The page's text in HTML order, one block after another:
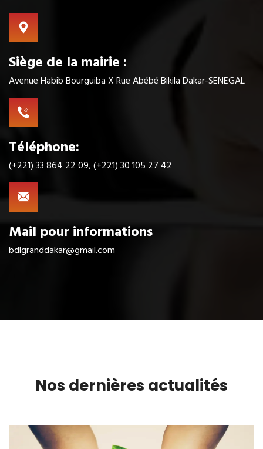
Siège de la mairie :
Avenue Habib Bourguiba X Rue Abébé Bikila Dakar-SENEGAL
Téléphone:
(+221) 33 864 22 09, (+221) 30 105 27 42
Mail pour informations
bdlgranddakar@gmail.com
Nos dernières actualités